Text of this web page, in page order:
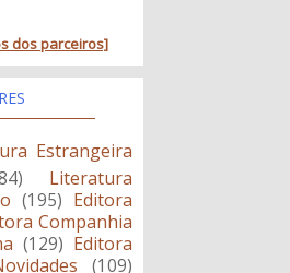
dos parceiros]
Estrangeira
Literatura
(195) Editora
Companhia
(129) Editora
(109)